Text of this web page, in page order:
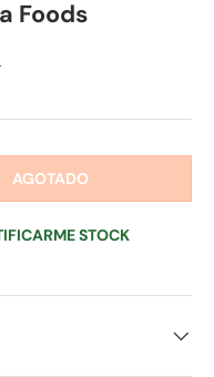
Foods
AGOTADO
STOCK